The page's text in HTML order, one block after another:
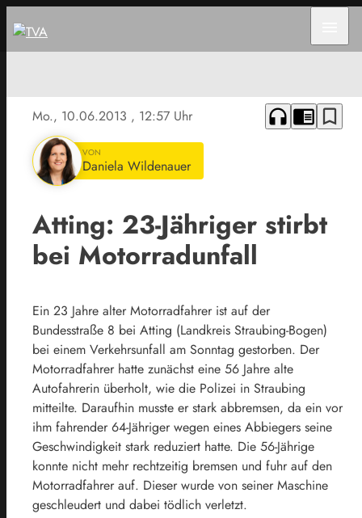
Mo., 10.06.2013 , 12:57 Uhr headphones chrome_reader_mode bookmark_border
VON
Daniela Wildenauer
Atting: 23-Jähriger stirbt
bei Motorradunfall
Ein 23 Jahre alter Motorradfahrer ist auf der
Bundesstraße 8 bei Atting (Landkreis Straubing-Bogen)
bei einem Verkehrsunfall am Sonntag gestorben. Der
Motorradfahrer hatte zunächst eine 56 Jahre alte
Autofahrerin überholt, wie die Polizei in Straubing
mitteilte. Daraufhin musste er stark abbremsen, da ein vor
ihm fahrender 64-Jähriger wegen eines Abbiegers seine
Geschwindigkeit stark reduziert hatte. Die 56-Jährige
konnte nicht mehr rechtzeitig bremsen und fuhr auf den
Motorradfahrer auf. Dieser wurde von seiner Maschine
geschleudert und dabei tödlich verletzt.